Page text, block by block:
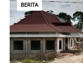
BERITA